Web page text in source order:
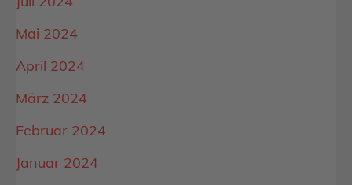
Mai 2024
April 2024
März 2024
Februar 2024
Januar 2024